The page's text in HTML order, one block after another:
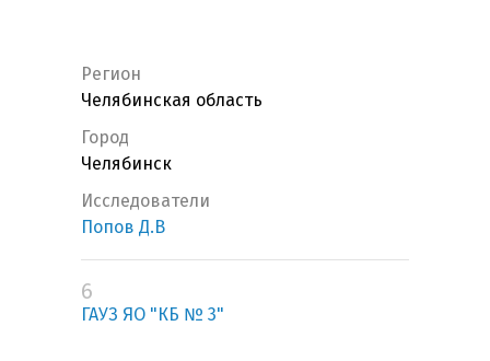
Регион
Челябинская область
Город
Челябинск
Исследователи
Попов Д.В
6
ГАУЗ ЯО "КБ № 3"